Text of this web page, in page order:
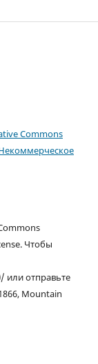
Commons
Чтобы
или отправьте
Mountain